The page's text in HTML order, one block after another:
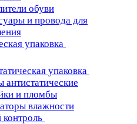
обуви
и провода для
упаковка
упаковка
антистатические
и пломбы
влажности